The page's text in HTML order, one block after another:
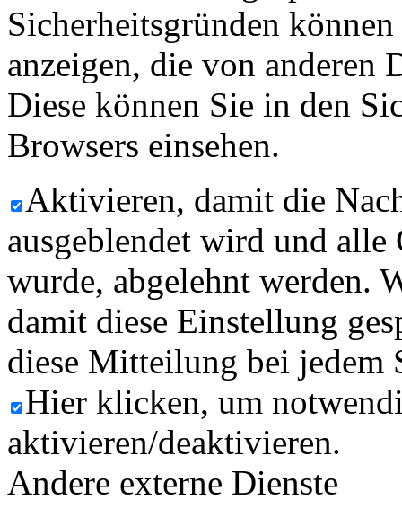
Sicherheitsgründen
anzeigen, die von anderen
Diese können Sie in den
Browsers einsehen.
Aktivieren, damit die
ausgeblendet wird und
wurde, abgelehnt werden.
damit diese Einstellung
diese Mitteilung bei jedem
Hier klicken, um
aktivieren/deaktivieren.
Andere externe Dienste